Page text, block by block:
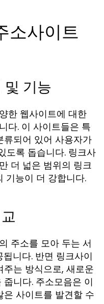
소사이트
및 기능
한 웹사이트에 대한
다. 이 사이트들은 특
류되어 있어 사용자가
도록 돕습니다. 링크사
더 넓은 범위의 링크
기능이 더 강합니다.
주소를 모아 두는 서
니다. 반면 링크사이
는 방식으로, 새로운
니다. 주소모음은 이
사이트를 발견할 수